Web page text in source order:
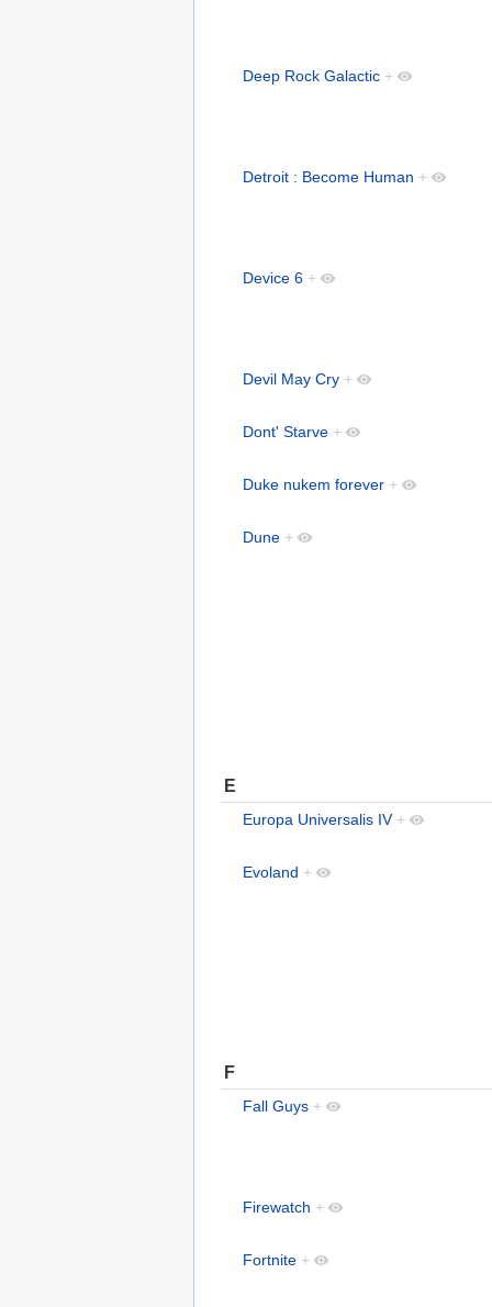
Deep Rock Galactic +
Detroit : Become Human +
Device 6 +
Devil May Cry +
Dont' Starve +
Duke nukem forever +
Dune +
E
Europa Universalis IV +
Evoland +
F
Fall Guys +
Firewatch +
Fortnite +